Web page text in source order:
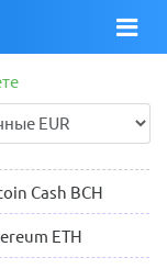
Cash BCH
ETH